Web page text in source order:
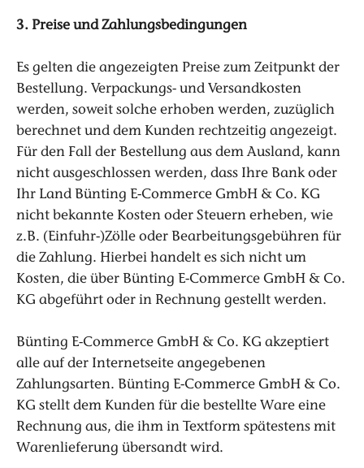
3. Preise und Zahlungsbedingungen
Es gelten die angezeigten Preise zum Zeitpunkt der
Bestellung. Verpackungs- und Versandkosten
werden, soweit solche erhoben werden, zuzüglich
berechnet und dem Kunden rechtzeitig angezeigt.
Für den Fall der Bestellung aus dem Ausland, kann
nicht ausgeschlossen werden, dass Ihre Bank oder
Ihr Land Bünting E-Commerce GmbH & Co. KG
nicht bekannte Kosten oder Steuern erheben, wie
z.B. (Einfuhr-)Zölle oder Bearbeitungsgebühren für
die Zahlung. Hierbei handelt es sich nicht um
Kosten, die über Bünting E-Commerce GmbH & Co.
KG abgeführt oder in Rechnung gestellt werden.
Bünting E-Commerce GmbH & Co. KG akzeptiert
alle auf der Internetseite angegebenen
Zahlungsarten. Bünting E-Commerce GmbH & Co.
KG stellt dem Kunden für die bestellte Ware eine
Rechnung aus, die ihm in Textform spätestens mit
Warenlieferung übersandt wird.